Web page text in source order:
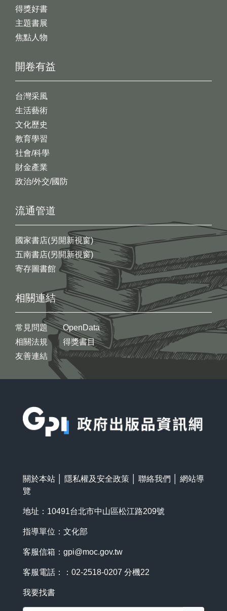
開卷有益
台灣采風
生活藝術
文化歷史
教育學習
社會/科學
財金產業
政治/外交/國防
得獎好書
主題書展
焦點人物
流通管道
國家書店(另開新視窗)
五南書店(另開新視窗)
寄存圖書館
相關連結
常見問題
相關法規
友善連結
OpenData
得獎書目
關於本站 隱私權及安全政策 聯絡我們
網站導
覽
地址：10491台北市中山區松江路209號
指導單位：文化部
客服信箱： gpi@moc.gov.tw
客服電話：：02-2518-0207 分機22
我要找書